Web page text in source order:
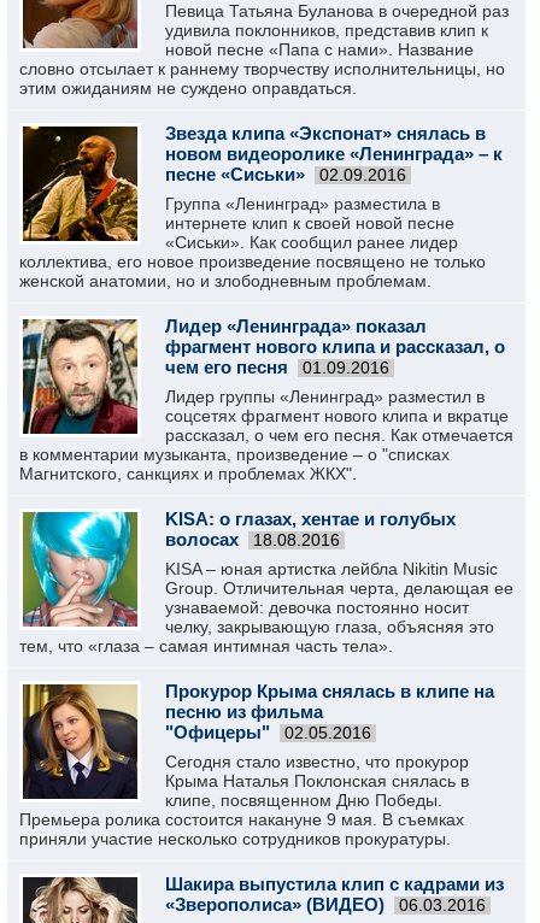
Певица Татьяна Буланова в очередной раз
удивила поклонников, представив клип к
новой песне «Папа с нами». Название
словно отсылает к раннему творчеству исполнительницы, но
этим ожиданиям не суждено оправдаться.
Звезда клипа «Экспонат» снялась в
новом видеоролике «Ленинграда» – к
песне «Сиськи»
02.09.2016
Группа «Ленинград» разместила в
интернете клип к своей новой песне
«Сиськи». Как сообщил ранее лидер
коллектива, его новое произведение посвящено не только
женской анатомии, но и злободневным проблемам.
Лидер «Ленинграда» показал
фрагмент нового клипа и рассказал, о
чем его песня
01.09.2016
Лидер группы «Ленинград» разместил в
соцсетях фрагмент нового клипа и вкратце
рассказал, о чем его песня. Как отмечается
в комментарии музыканта, произведение – о "списках
Магнитского, санкциях и проблемах ЖКХ".
KISA: о глазах, хентае и голубых
волосах
18.08.2016
KISA – юная артистка лейбла Nikitin Music
Group. Отличительная черта, делающая ее
узнаваемой: девочка постоянно носит
челку, закрывающую глаза, объясняя это
тем, что «глаза – самая интимная часть тела».
Прокурор Крыма снялась в клипе на
песню из фильма
"Офицеры"
02.05.2016
Сегодня стало известно, что прокурор
Крыма Наталья Поклонская снялась в
клипе, посвященном Дню Победы.
Премьера ролика состоится накануне 9 мая. В съемках
приняли участие несколько сотрудников прокуратуры.
Шакира выпустила клип с кадрами из
«Зверополиса» (ВИДЕО)
06.03.2016